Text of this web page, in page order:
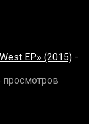
EP» (2015) -
просмотров